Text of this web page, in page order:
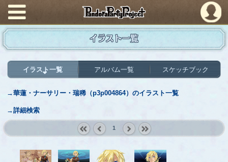
PandoraPartyProject
イラスト一覧
イラスト一覧 アルバム一覧 スケッチブック
→華蓮・ナーサリー・瑞稀（p3p004864）のイラスト一覧
→詳細検索
prev
1